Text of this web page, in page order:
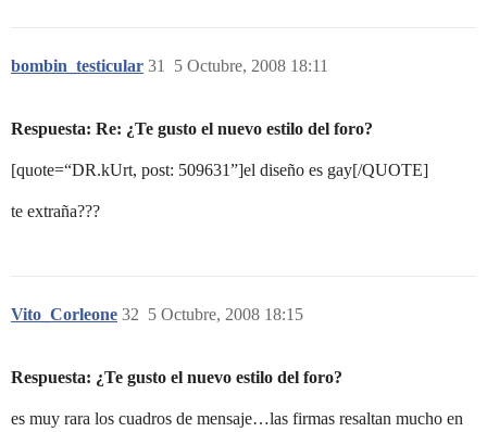
bombin_testicular 5 Octubre, 2008 18:11
31
Respuesta: Re: ¿Te gusto el nuevo estilo del foro?
[quote=“DR.kUrt, post: 509631”]el diseño es gay[/QUOTE]
te extraña???
Vito_Corleone 5 Octubre, 2008 18:15
32
Respuesta: ¿Te gusto el nuevo estilo del foro?
es muy rara los cuadros de mensaje…las firmas resaltan mucho en